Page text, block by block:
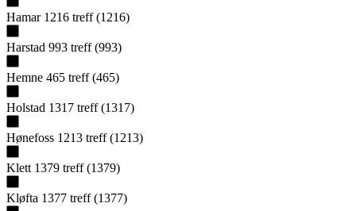
Hamar 1216 treff (1216)
Harstad 993 treff (993)
Hemne 465 treff (465)
Holstad 1317 treff (1317)
Hønefoss 1213 treff (1213)
Klett 1379 treff (1379)
Kløfta 1377 treff (1377)